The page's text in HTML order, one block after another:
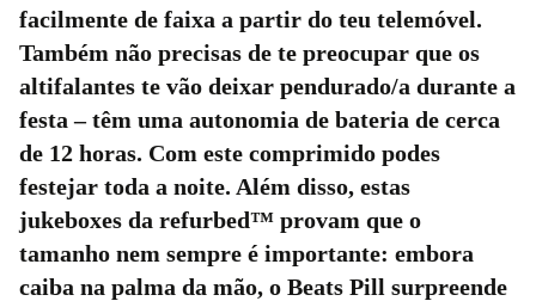
facilmente de faixa a partir do teu telemóvel.
Também não precisas de te preocupar que os
altifalantes te vão deixar pendurado/a durante a
festa – têm uma autonomia de bateria de cerca
de 12 horas. Com este comprimido podes
festejar toda a noite. Além disso, estas
jukeboxes da refurbed™ provam que o
tamanho nem sempre é importante: embora
caiba na palma da mão, o Beats Pill surpreende